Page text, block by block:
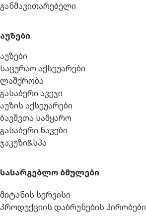
განმავითარებელი
აუზები
აუზები
საცურაო აქსეუარები
ლაშქრობა
გასაბერი ავეჯი
აუზის აქსეუარები
ბავშვთა სამყარო
გასაბერი ნავები
ჯაკუზი&სპა
სასარგებლო ბმულები
მიტანის სერვისი
პროდუქციის დაბრუნების პირობები